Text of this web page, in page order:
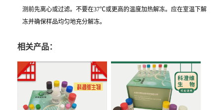
测前先离心或过滤。不要在37℃或更高的温度加热解冻。应在室温下解
冻并确保样品均匀地充分解冻。
相关产品：